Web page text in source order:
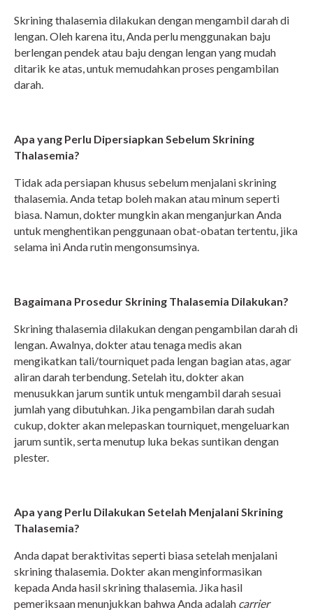
Skrining thalasemia dilakukan dengan mengambil darah di
lengan. Oleh karena itu, Anda perlu menggunakan baju
berlengan pendek atau baju dengan lengan yang mudah
ditarik ke atas, untuk memudahkan proses pengambilan
darah.
Apa yang Perlu Dipersiapkan Sebelum Skrining
Thalasemia?
Tidak ada persiapan khusus sebelum menjalani skrining
thalasemia. Anda tetap boleh makan atau minum seperti
biasa. Namun, dokter mungkin akan menganjurkan Anda
untuk menghentikan penggunaan obat-obatan tertentu, jika
selama ini Anda rutin mengonsumsinya.
Bagaimana Prosedur Skrining Thalasemia Dilakukan?
Skrining thalasemia dilakukan dengan pengambilan darah di
lengan. Awalnya, dokter atau tenaga medis akan
mengikatkan tali/tourniquet pada lengan bagian atas, agar
aliran darah terbendung. Setelah itu, dokter akan
menusukkan jarum suntik untuk mengambil darah sesuai
jumlah yang dibutuhkan. Jika pengambilan darah sudah
cukup, dokter akan melepaskan tourniquet, mengeluarkan
jarum suntik, serta menutup luka bekas suntikan dengan
plester.
Apa yang Perlu Dilakukan Setelah Menjalani Skrining
Thalasemia?
Anda dapat beraktivitas seperti biasa setelah menjalani
skrining thalasemia. Dokter akan menginformasikan
kepada Anda hasil skrining thalasemia. Jika hasil
pemeriksaan menunjukkan bahwa Anda adalah carrier